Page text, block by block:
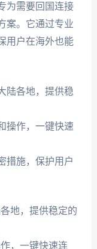
为需要回国连接
案。它通过专业
用户在海外也能
陆各地，提供稳
操作，一键快速
措施，保护用户
地，提供稳定的
，一键快速连